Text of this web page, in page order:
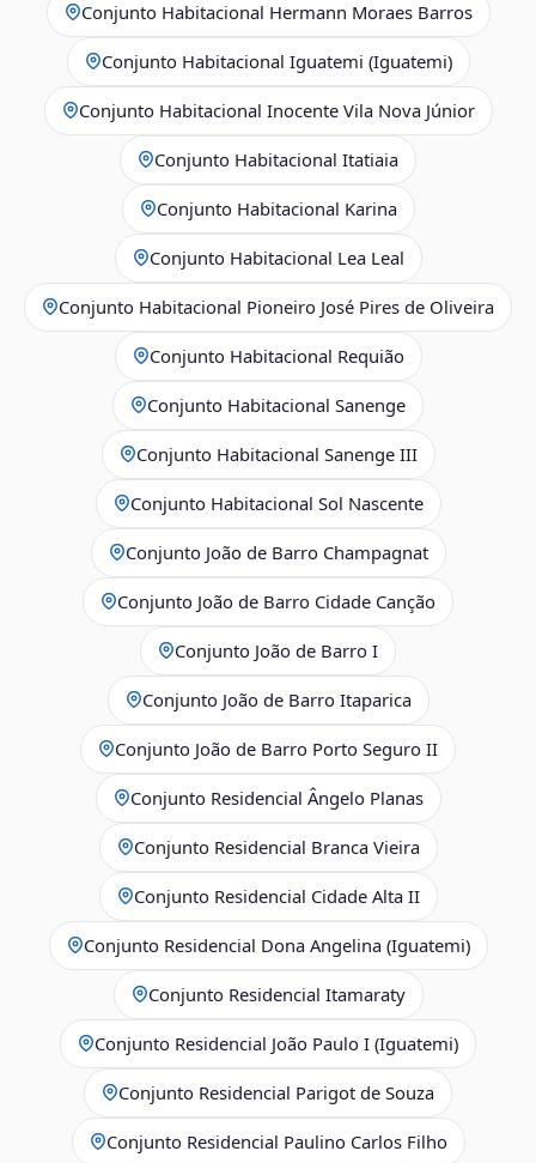
Conjunto Habitacional Hermann Moraes Barros
Conjunto Habitacional Iguatemi (Iguatemi)
Conjunto Habitacional Inocente Vila Nova Júnior
Conjunto Habitacional Itatiaia
Conjunto Habitacional Karina
Conjunto Habitacional Lea Leal
Conjunto Habitacional Pioneiro José Pires de Oliveira
Conjunto Habitacional Requião
Conjunto Habitacional Sanenge
Conjunto Habitacional Sanenge III
Conjunto Habitacional Sol Nascente
Conjunto João de Barro Champagnat
Conjunto João de Barro Cidade Canção
Conjunto João de Barro I
Conjunto João de Barro Itaparica
Conjunto João de Barro Porto Seguro II
Conjunto Residencial Ângelo Planas
Conjunto Residencial Branca Vieira
Conjunto Residencial Cidade Alta II
Conjunto Residencial Dona Angelina (Iguatemi)
Conjunto Residencial Itamaraty
Conjunto Residencial João Paulo I (Iguatemi)
Conjunto Residencial Parigot de Souza
Conjunto Residencial Paulino Carlos Filho